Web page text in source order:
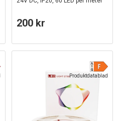
200 kr
Produktdatablad